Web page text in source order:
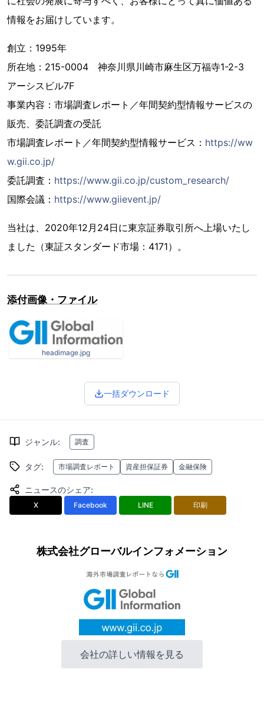
情報をお届けしています。
創立：1995年
所在地：215-0004 神奈川県川崎市麻生区万福寺1-2-3
アーシスビル7F
事業内容：市場調査レポート／年間契約型情報サービスの
販売、委託調査の受託
市場調査レポート／年間契約型情報サービス： https://ww
w.gii.co.jp/
委託調査： https://www.gii.co.jp/custom_research/
国際会議： https://www.giievent.jp/
当社は、2020年12月24日に東京証券取引所へ上場いたし
ました（東証スタンダード市場：4171）。
添付画像・ファイル
headimage.jpg
一括ダウンロード
ジャンル: 調査
タグ: 市場調査レポート 資産担保証券 金融保険
ニュースのシェア:
X Facebook LINE 印刷
株式会社グローバルインフォメーション
会社の詳しい情報を見る